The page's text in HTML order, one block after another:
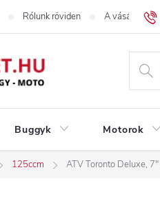
Rólunk röviden A vásárlás
Buggyk Motorok
125ccm ATV Toronto Deluxe,